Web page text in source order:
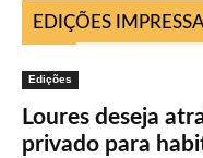
EDIÇÕES
Edições
Loures deseja
privado para